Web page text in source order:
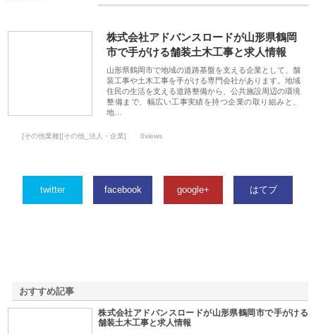
株式会社アドバンスロードが山形県鶴岡
市で手がける舗装土木工事と求人情報
山形県鶴岡市で地域の道路基盤を支える企業として、舗
装工事や土木工事を手がける専門会社があります。地域
住民の生活を支える道路整備から、公共施設周辺の環境
整備まで、幅広い工事実績を持つ企業の取り組みと、
地…
[その他業種][その他_法人・企業] 0views
twitter facebook google+ はてブ
おすすめ記事
株式会社アドバンスロードが山形県鶴岡市で手がける
舗装土木工事と求人情報